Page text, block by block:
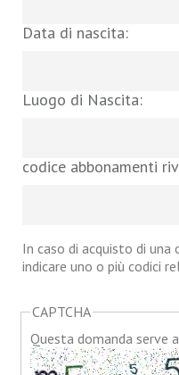
Data di nascita:
Luogo di Nascita:
codice abbonamenti
In caso di acquisto di
indicare uno o più codici
CAPTCHA
Questa domanda serve